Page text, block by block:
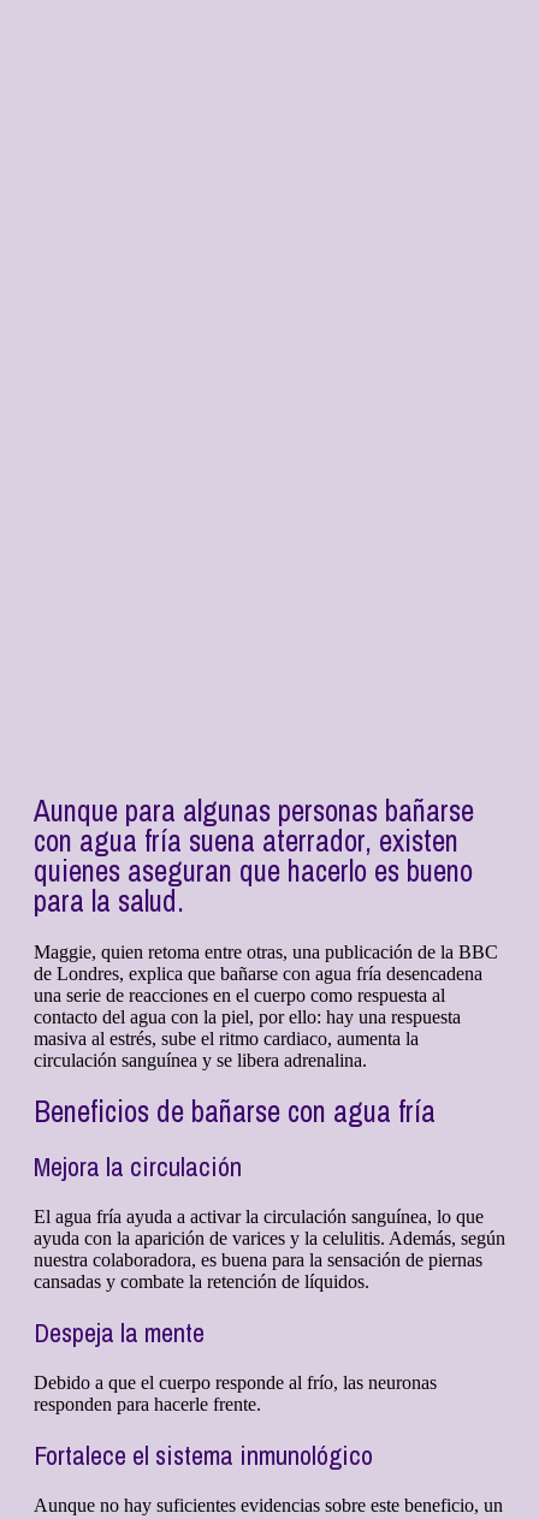
Aunque para algunas personas bañarse
con agua fría suena aterrador, existen
quienes aseguran que hacerlo es bueno
para la salud.
Maggie, quien retoma entre otras, una publicación de la BBC
de Londres, explica que bañarse con agua fría desencadena
una serie de reacciones en el cuerpo como respuesta al
contacto del agua con la piel, por ello: hay una respuesta
masiva al estrés, sube el ritmo cardiaco, aumenta la
circulación sanguínea y se libera adrenalina.
Beneficios de bañarse con agua fría
Mejora la circulación
El agua fría ayuda a activar la circulación sanguínea, lo que
ayuda con la aparición de varices y la celulitis. Además, según
nuestra colaboradora, es buena para la sensación de piernas
cansadas y combate la retención de líquidos.
Despeja la mente
Debido a que el cuerpo responde al frío, las neuronas
responden para hacerle frente.
Fortalece el sistema inmunológico
Aunque no hay suficientes evidencias sobre este beneficio, un